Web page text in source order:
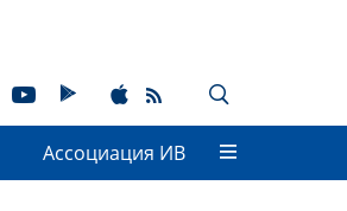
Ассоциация ИВ